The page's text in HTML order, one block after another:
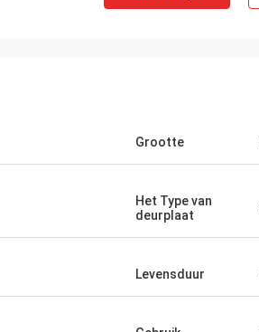
en mensen aan hetGrootte
Het Type van
deurplaat
Levensduur